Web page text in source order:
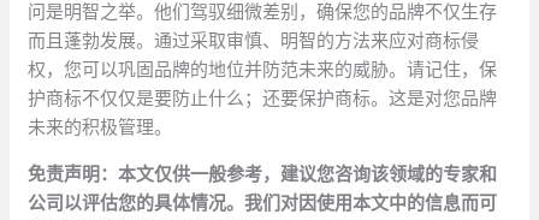
问是明智之举。他们驾驭细微差别，确保您的品牌不仅生存
而且蓬勃发展。通过采取审慎、明智的方法来应对商标侵
权，您可以巩固品牌的地位并防范未来的威胁。请记住，保
护商标不仅仅是要防止什么；还要保护商标。这是对您品牌
未来的积极管理。
免责声明：本文仅供一般参考，建议您咨询该领域的专家和
公司以评估您的具体情况。我们对因使用本文中的信息而可